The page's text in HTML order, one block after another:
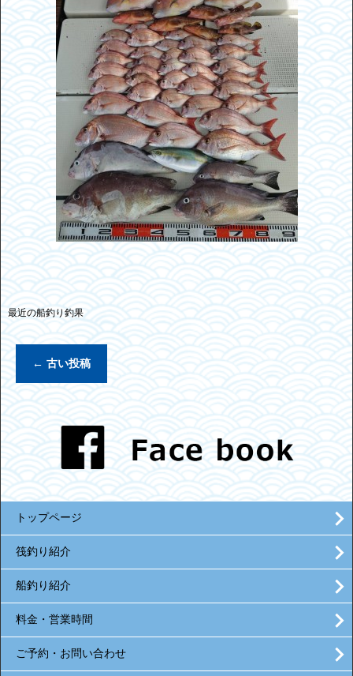
最近の船釣り釣果
← 古い投稿
トップページ
筏釣り紹介
船釣り紹介
料金・営業時間
ご予約・お問い合わせ